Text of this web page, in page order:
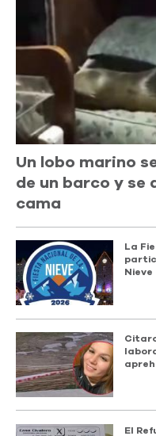
Un lobo marino
de un barco y se
cama
La
Nieve
El